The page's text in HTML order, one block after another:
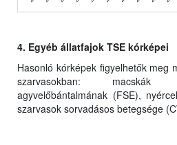
4. Egyéb állatfajok TSE kórképei
Hasonló kórképek figyelhetők meg
szarvasokban: macskák
agyvelőbántalmának (FSE),
szarvasok sorvadásos betegsége